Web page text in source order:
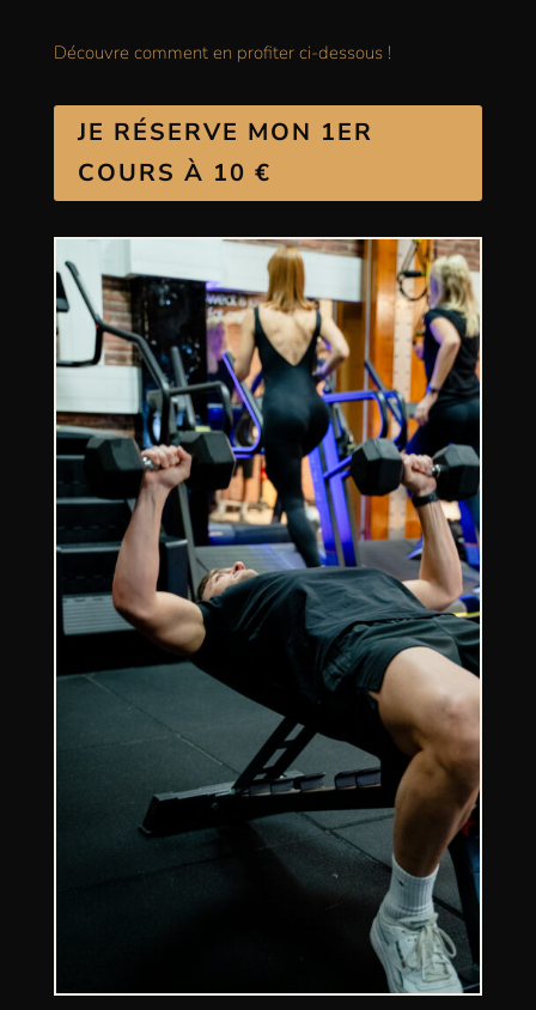
Découvre comment en profiter ci-dessous !
JE RÉSERVE MON 1ER
COURS À 10 €